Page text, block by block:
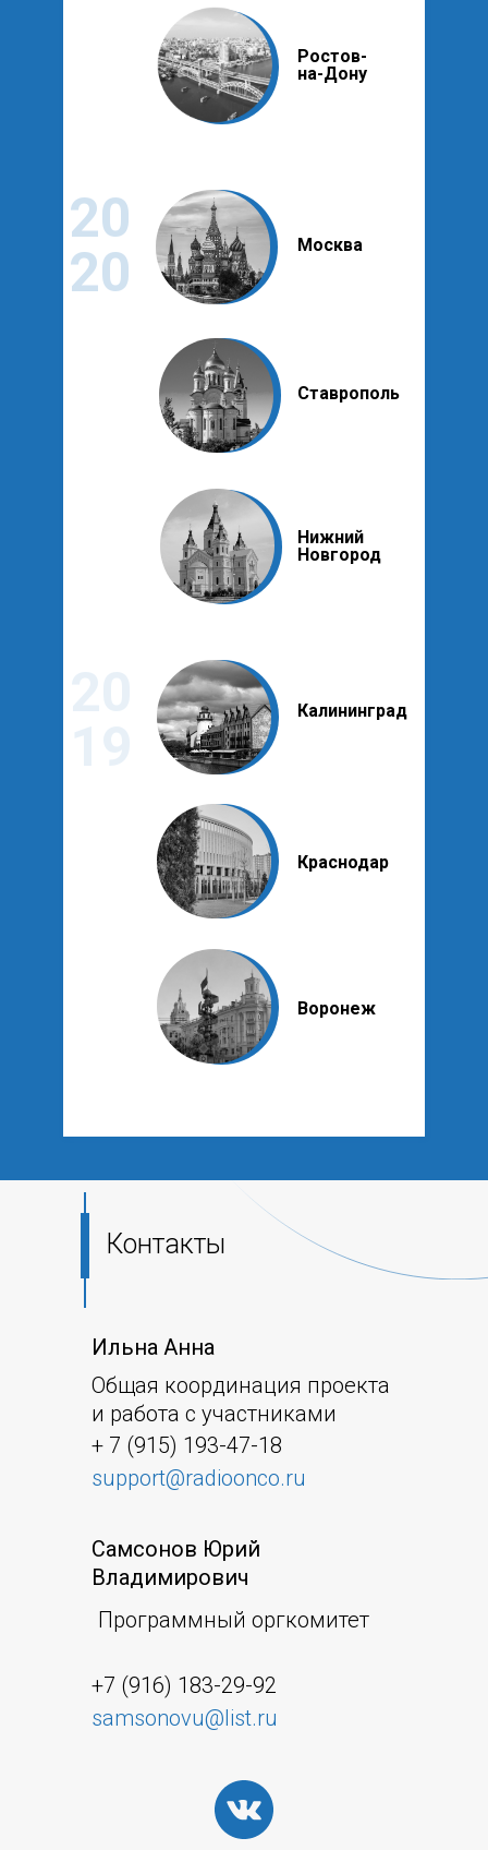
Москва
Ставрополь
Нижний
Новгород
20
20
Ростов-
на-Дону
Калининград
Краснодар
Воронеж
Ильна Анна
Контакты
+ 7 (915) 193-47-18
Общая координация проекта
и работа с участниками
support@radioonco.ru
Самсонов Юрий
Владимирович
Программный оргкомитет
+7 (916) 183-29-92
samsonovu@list.ru